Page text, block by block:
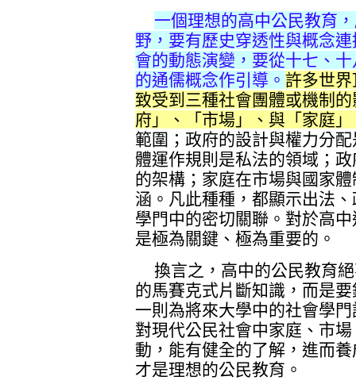
一個理想的高中公民教育
野，要有歷史穿透性與概念
會的動態演變，要從十七、
的通儒概念作引導。 許多世
致受到三種社會團體或機制
府」、「市場」、與「家庭」
範圍；政府的設計與權力分
體運作規則是私法的領域；
的架構；家庭在市場與國家
涵。凡此種種，都顯示出法
學門中的密切關聯。對於高
是極為關鍵、極為重要的。
換言之，高中的公民教育
的馬賽克式片斷知識，而是
一則為將來大學中的社會學
對現代公民社會中家庭、市
動，能有健全的了解，進而
才是理想的公民教育。